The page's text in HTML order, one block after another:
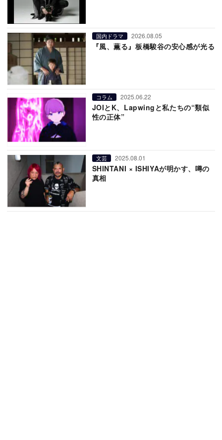
国内ドラマ 2026.08.05
『風、薫る』板橋駿谷の安心感が光る
コラム 2025.06.22
JOIとK、Lapwingと私たちの“類似
性の正体”
文芸 2025.08.01
SHINTANI × ISHIYAが明かす、噂の
真相